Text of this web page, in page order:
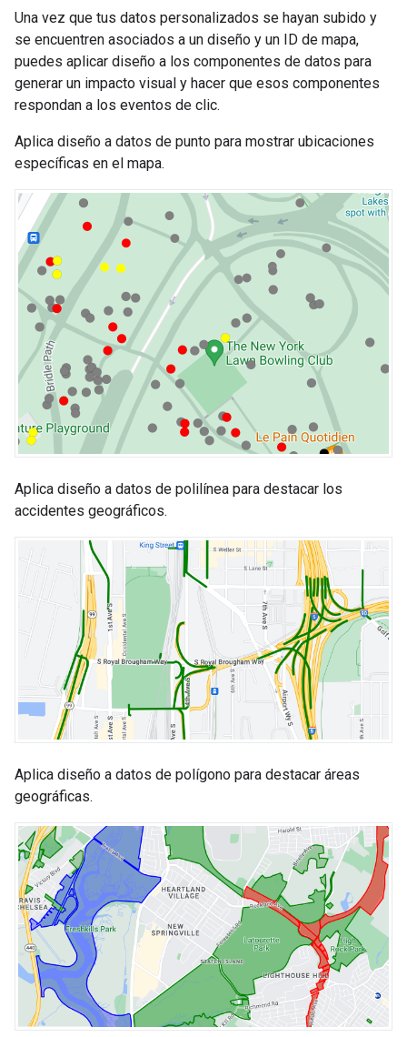
Una vez que tus datos personalizados se hayan subido y
se encuentren asociados a un diseño y un ID de mapa,
puedes aplicar diseño a los componentes de datos para
generar un impacto visual y hacer que esos componentes
respondan a los eventos de clic.
Aplica diseño a datos de punto para mostrar ubicaciones
específicas en el mapa.
Aplica diseño a datos de polilínea para destacar los
accidentes geográficos.
Aplica diseño a datos de polígono para destacar áreas
geográficas.